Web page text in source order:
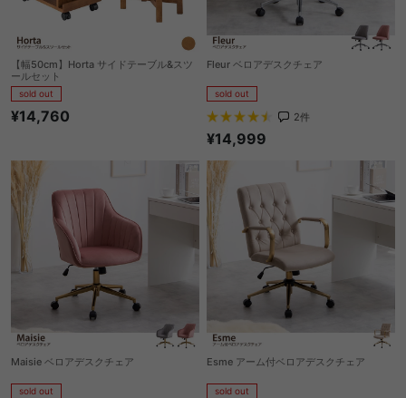
【幅50cm】Horta サイドテーブル&スツ
ールセット
sold out
¥14,760
Fleur ベロアデスクチェア
sold out
2件
¥14,999
Maisie ベロアデスクチェア
sold out
Esme アーム付ベロアデスクチェア
sold out